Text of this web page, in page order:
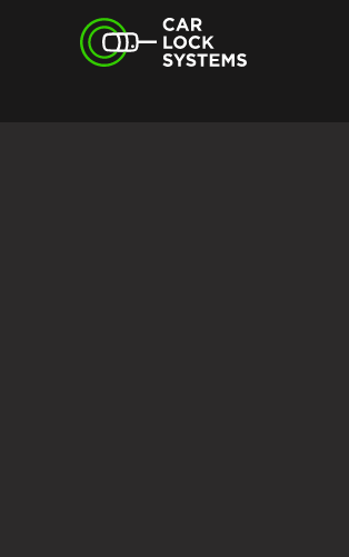
Car Lock Systems